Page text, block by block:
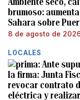
brumoso:
Sahara sobre
8 de agosto de
LOCALES
Ante
la firma: Junta
revocar contrato
eléctrica y